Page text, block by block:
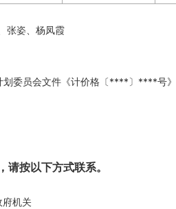
张姿、杨凤霞
划委员会文件《计价格〔****〕****号
按以下方式联系。
机关